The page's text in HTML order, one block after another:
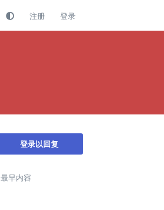
注册 登录
登录以回复
最早内容